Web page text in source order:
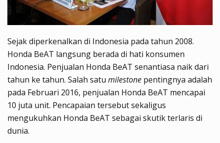
Sejak diperkenalkan di Indonesia pada tahun 2008.
Honda BeAT langsung berada di hati konsumen
Indonesia. Penjualan Honda BeAT senantiasa naik dari
tahun ke tahun. Salah satu milestone pentingnya adalah
pada Februari 2016, penjualan Honda BeAT mencapai
10 juta unit. Pencapaian tersebut sekaligus
mengukuhkan Honda BeAT sebagai skutik terlaris di
dunia.